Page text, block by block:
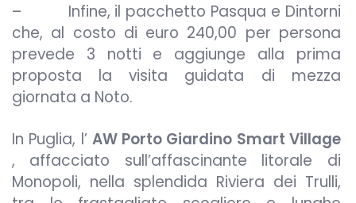
– Infine, il pacchetto Pasqua e Dintorni
che, al costo di euro 240,00 per persona
prevede 3 notti e aggiunge alla prima
proposta la visita guidata di mezza
giornata a Noto.
In Puglia, l’ AW Porto Giardino Smart Village
, affacciato sull’affascinante litorale di
Monopoli, nella splendida Riviera dei Trulli,